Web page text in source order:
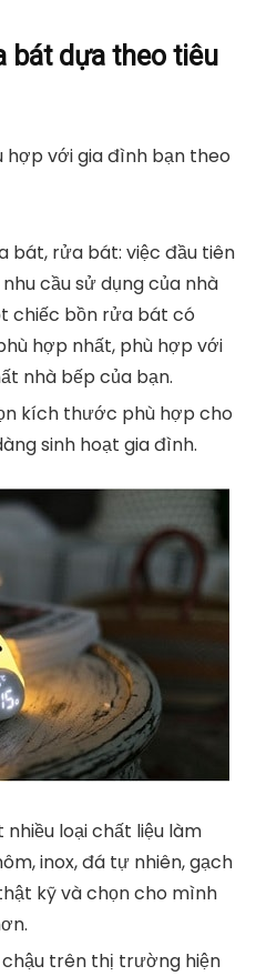
bát dựa theo tiêu
với gia đình bạn theo
bát, rửa bát: việc đầu tiên
cầu sử dụng của nhà
chiếc bồn rửa bát có
hợp nhất, phù hợp với
nhà bếp của bạn.
kích thước phù hợp cho
sinh hoạt gia đình.
nhiều loại chất liệu làm
inox, đá tự nhiên, gạch
kỹ và chọn cho mình
chậu trên thị trường hiện